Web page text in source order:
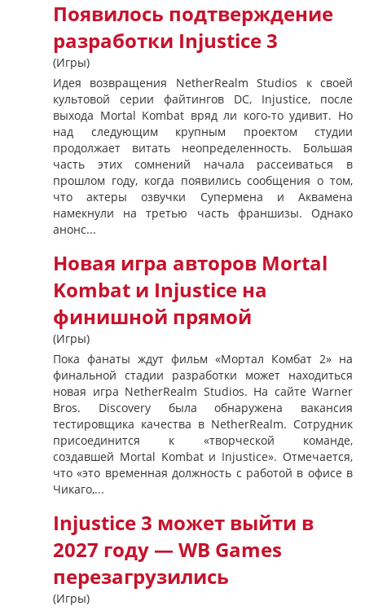
Появилось подтверждение
разработки Injustice 3
(Игры)
Идея возвращения NetherRealm Studios к своей
культовой серии файтингов DC, Injustice, после
выхода Mortal Kombat вряд ли кого-то удивит. Но
над следующим крупным проектом студии
продолжает витать неопределенность. Большая
часть этих сомнений начала рассеиваться в
прошлом году, когда появились сообщения о том,
что актеры озвучки Супермена и Аквамена
намекнули на третью часть франшизы. Однако
анонс...
Новая игра авторов Mortal
Kombat и Injustice на
финишной прямой
(Игры)
Пока фанаты ждут фильм «Мортал Комбат 2» на
финальной стадии разработки может находиться
новая игра NetherRealm Studios. На сайте Warner
Bros. Discovery была обнаружена вакансия
тестировщика качества в NetherRealm. Сотрудник
присоединится к «творческой команде,
создавшей Mortal Kombat и Injustice». Отмечается,
что «это временная должность с работой в офисе в
Чикаго,...
Injustice 3 может выйти в
2027 году — WB Games
перезагрузились
(Игры)